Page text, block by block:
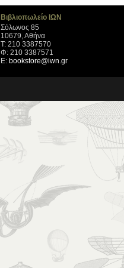
Βιβλιοπωλείο ΙΩΝ
Σόλωνος 85
10679, Αθήνα
Τ: 210 3387570
Φ: 210 3387571
Ε: bookstore@iwn.gr